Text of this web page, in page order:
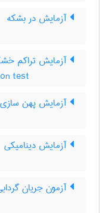
آزمایش در بشکه
آزمایش تراکم
test
آزمایش پهن
آزمایش دینامیکی
آزمون جریان